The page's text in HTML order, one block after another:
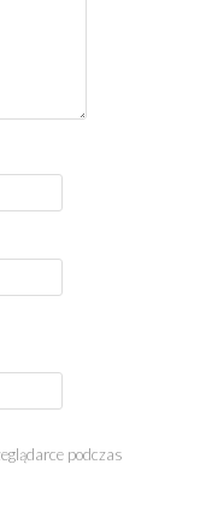
podczas